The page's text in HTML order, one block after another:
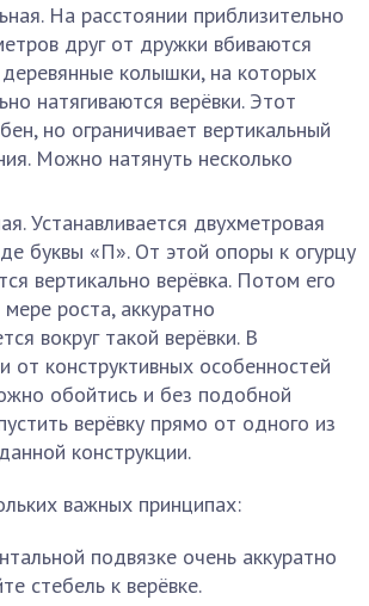
На расстоянии приблизительно
друг от дружки вбиваются
колышки, на которых
натягиваются верёвки. Этот
но ограничивает вертикальный
Можно натянуть несколько
Устанавливается двухметровая
буквы «П». От этой опоры к огурцу
вертикально верёвка. Потом его
роста, аккуратно
вокруг такой верёвки. В
от конструктивных особенностей
обойтись и без подобной
верёвку прямо от одного из
конструкции.
важных принципах:
подвязке очень аккуратно
стебель к верёвке.